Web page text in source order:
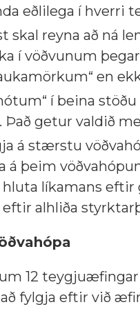
eðlilega í hverri
skal reyna að ná
í vöðvunum
en
í beina
getur valdið
á stærstu
á þeim
líkamans eftir
alhliða
12 teygjuæfingar
fylgja eftir við